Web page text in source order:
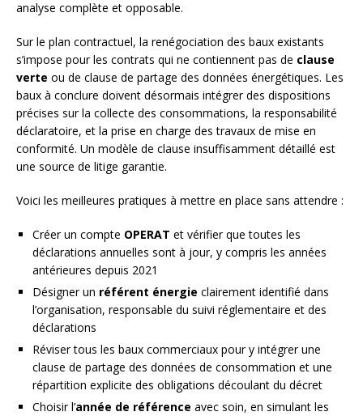
analyse complète et opposable.
Sur le plan contractuel, la renégociation des baux existants
s’impose pour les contrats qui ne contiennent pas de clause
verte ou de clause de partage des données énergétiques. Les
baux à conclure doivent désormais intégrer des dispositions
précises sur la collecte des consommations, la responsabilité
déclaratoire, et la prise en charge des travaux de mise en
conformité. Un modèle de clause insuffisamment détaillé est
une source de litige garantie.
Voici les meilleures pratiques à mettre en place sans attendre :
Créer un compte OPERAT et vérifier que toutes les
déclarations annuelles sont à jour, y compris les années
antérieures depuis 2021
Désigner un référent énergie clairement identifié dans
l’organisation, responsable du suivi réglementaire et des
déclarations
Réviser tous les baux commerciaux pour y intégrer une
clause de partage des données de consommation et une
répartition explicite des obligations découlant du décret
Choisir l’année de référence avec soin, en simulant les